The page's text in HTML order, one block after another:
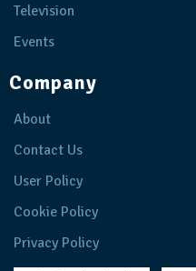
Television
Events
Company
About
Contact Us
User Policy
Cookie Policy
Privacy Policy